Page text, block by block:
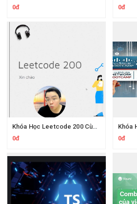
0đ
0đ
Khóa Học Leetcode 200 Cùng Protonx Luyện thuật toán với chuyên gia
0đ
0đ